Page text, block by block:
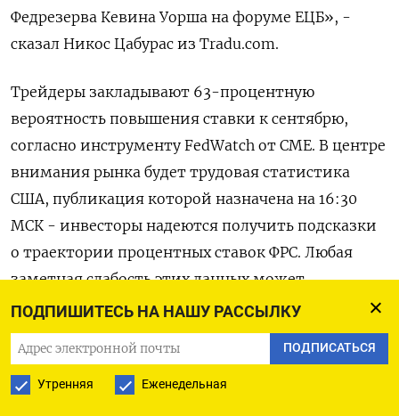
ПОДПИШИТЕСЬ НА НАШУ РАССЫЛКУ
ПОДПИСАТЬСЯ
Утренняя Еженедельная
Федрезерва Кевина Уорша ‌на форуме ЕЦБ», -
сказал Никос Цабурас из ​Tradu.com.
Трейдеры закладывают 63-процентную
вероятность повышения ставки к сентябрю,
‌согласно инструменту FedWatch от CME. В центре
внимания рынка будет трудовая статистика
США, публикация которой назначена ​на 16:30 ​
МСК - инвесторы ‌надеются получить подсказки
о траектории процентных ставок ФРС. Любая ​
заметная слабость этих данных может
подтолкнуть золото к уровню $4.250, однако
этого будет недостаточно, чтобы вывести его с
медвежьей территории, сказал Цабурас. «Любого
значения выше 100.000 рабочих мест, вероятно,